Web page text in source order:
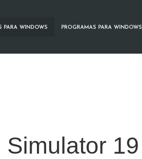
PARA WINDOWS PROGRAMAS PARA WINDOWS
19